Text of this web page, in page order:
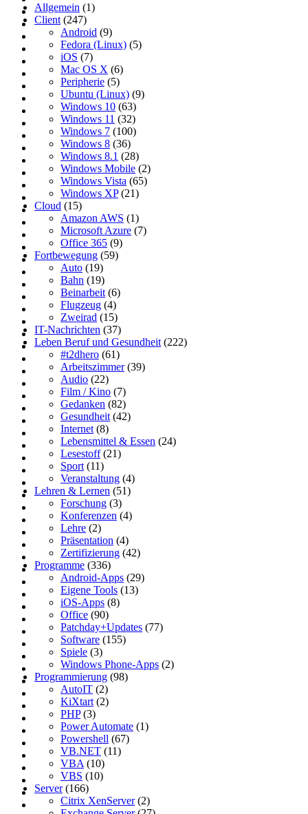
Allgemein (1)
Client (247)
Android (9)
Fedora (Linux) (5)
iOS (7)
Mac OS X (6)
Peripherie (5)
Ubuntu (Linux) (9)
Windows 10 (63)
Windows 11 (32)
Windows 7 (100)
Windows 8 (36)
Windows 8.1 (28)
Windows Mobile (2)
Windows Vista (65)
Windows XP(21)
Cloud (15)
Amazon AWS (1)
Microsoft Azure (7)
Office 365 (9)
Fortbewegung (59)
Auto (19)
Bahn (19)
Beinarbeit (6)
Flugzeug (4)
Zweirad (15)
IT-Nachrichten (37)
Leben Beruf und Gesundheit (222)
#t2dhero (61)
Arbeitszimmer(39)
Audio (22)
Film / Kino (7)
Gedanken (82)
Gesundheit (42)
Internet (8)
Lebensmittel & Essen (24)
Lesestoff(21)
Sport (11)
Veranstaltung (4)
Lehren & Lernen (51)
Forschung (3)
Konferenzen (4)
Lehre (2)
Präsentation (4)
Zertifizierung (42)
Programme (336)
Android-Apps (29)
Eigene Tools (13)
iOS-Apps (8)
Office (90)
Patchday+Updates (77)
Software (155)
Spiele (3)
Windows Phone-Apps (2)
Programmierung (98)
AutoIT (2)
KiXtart (2)
PHP(3)
Power Automate (1)
Powershell (67)
VB.NET (11)
VBA (10)
VBS (10)
Server(166)
Citrix XenServer(2)